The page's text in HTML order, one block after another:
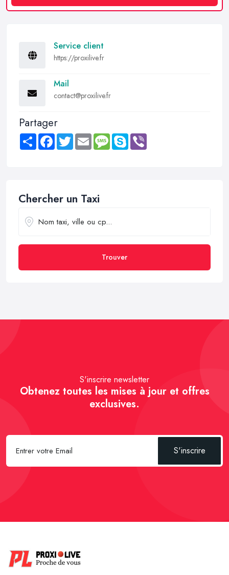
Service client
https://proxilive.fr
Mail
contact@proxilive.fr
Partager
Share FacebookTwitter Email MessageSkype
Chercher un Taxi
Trouver
S'inscrire newsletter
Obtenez toutes les mises à jour et offres
exclusives.
S'inscrire